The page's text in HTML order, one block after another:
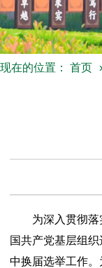
在的位置： 首页
为深入贯彻
国共产党基层组
中换届选举工作